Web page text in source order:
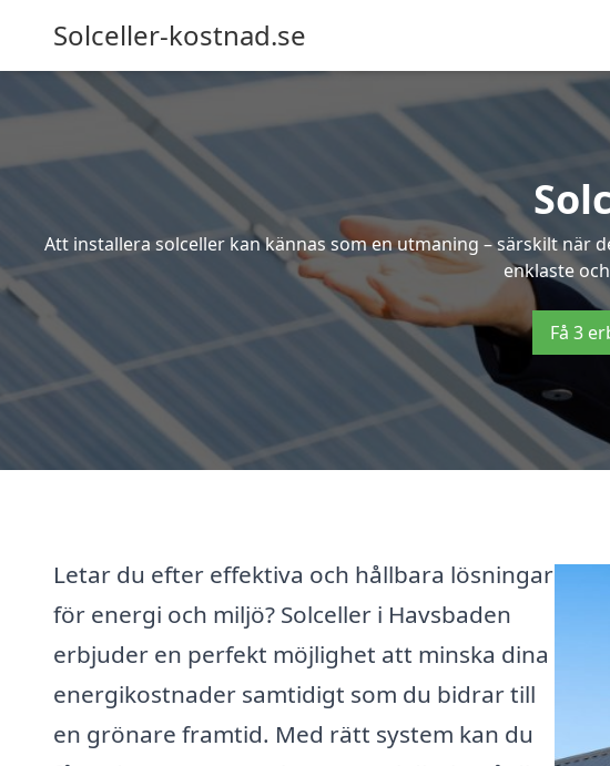
Solceller-kostnad.se
Att installera solceller kan kännas som en utmaning – särskilt
enklaste
Få 3
Letar du efter effektiva och hållbara lösningar
för energi och miljö? Solceller i Havsbaden
erbjuder en perfekt möjlighet att minska dina
energikostnader samtidigt som du bidrar till
en grönare framtid. Med rätt system kan du